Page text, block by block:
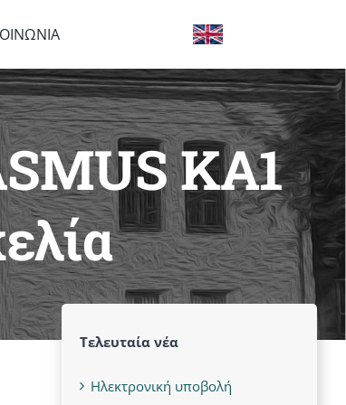
κτηρίου
του σχολείου
Our PIF
Εάν αποσυνθέσεις την Ελλάδα, στο
τέλος θα δεις να σου απομένουν μια
ελιά, ένα αμπέλι κι ένα καράβι. Που
σημαίνει: με άλλα τόσα την
ξαναφτιάχνεις.
KA1
Τελευταία νέα
Ηλεκτρονική υποβολή